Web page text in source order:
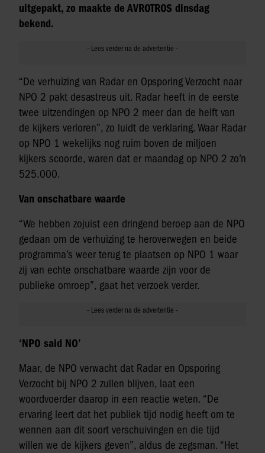
uitgepakt, zo maakte de AVROTROS dinsdag
bekend.
“De verhuizing van Radar en Opsporing Verzocht naar
NPO 2 pakt desastreus uit. Radar heeft in de eerste
twee uitzendingen op NPO 2 meer dan de helft van
de kijkers verloren”, zo luidt de verklaring. Waar Radar
op NPO 1 wekelijks nog ruim boven de miljoen
kijkers scoorde, waren dat er maandag op NPO 2 zo’n
525.000.
Van onschatbare waarde
“We hebben zojuist een dringend beroep aan de NPO
gedaan om de verhuizing te heroverwegen en beide
programma’s weer terug te plaatsen op NPO 1 waar
zij van echte onschatbare waarde zijn voor de
publieke omroep”, gaat het verzoek verder.
‘NPO said NO’
Maar, de NPO verwacht dat Radar en Opsporing
Verzocht bij NPO 2 zullen blijven, laat een
woordvoerder daarop in een reactie weten. “De
ervaring leert dat het publiek tijd nodig heeft om te
wennen aan dit soort verschuivingen en die tijd
willen we de kijkers geven”, aldus de zegsman. “Het